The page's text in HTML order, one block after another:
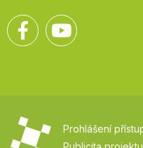
Facebook
Prohlášení